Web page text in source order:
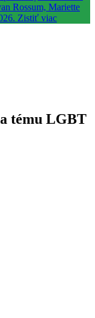
tému LGBT